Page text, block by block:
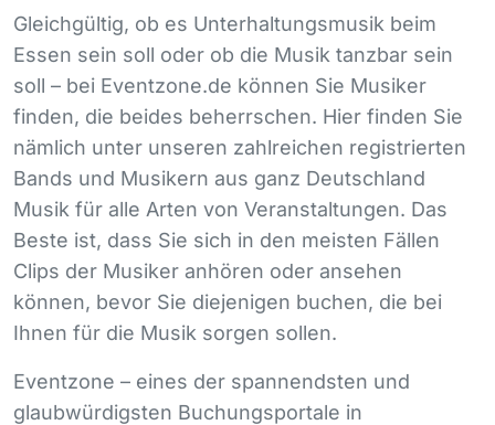
Gleichgültig, ob es Unterhaltungsmusik beim
Essen sein soll oder ob die Musik tanzbar sein
soll – bei Eventzone.de können Sie Musiker
finden, die beides beherrschen. Hier finden Sie
nämlich unter unseren zahlreichen registrierten
Bands und Musikern aus ganz Deutschland
Musik für alle Arten von Veranstaltungen. Das
Beste ist, dass Sie sich in den meisten Fällen
Clips der Musiker anhören oder ansehen
können, bevor Sie diejenigen buchen, die bei
Ihnen für die Musik sorgen sollen.
Eventzone – eines der spannendsten und
glaubwürdigsten Buchungsportale in